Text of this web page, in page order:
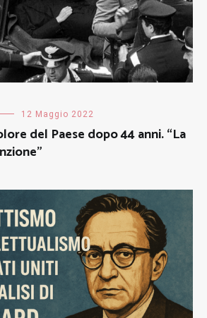
12 Maggio 2022
del Paese dopo 44 anni. “La